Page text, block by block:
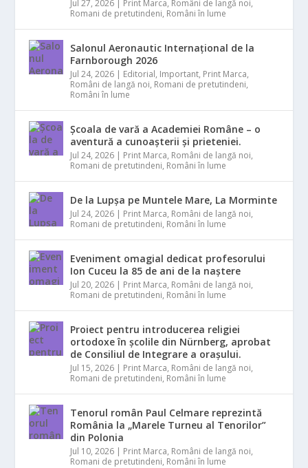
Jul 27, 2026 Print Marca, Români de langă noi,
Romani de pretutindeni, Români în lume
Salonul Aeronautic Internațional de la
Farnborough 2026
Jul 24, 2026 | Editorial, Important, Print Marca,
Români de langă noi, Romani de pretutindeni,
Români în lume
Școala de vară a Academiei Române – o
aventură a cunoașterii și prieteniei.
Jul 24, 2026 | Print Marca, Români de langă noi,
Romani de pretutindeni, Români în lume
De la Lupșa pe Muntele Mare, La Morminte
Jul 24, 2026 | Print Marca, Români de langă noi,
Romani de pretutindeni, Români în lume
Eveniment omagial dedicat profesorului
Ion Cuceu la 85 de ani de la naștere
Jul 20, 2026 | Print Marca, Români de langă noi,
Romani de pretutindeni, Români în lume
Proiect pentru introducerea religiei
ortodoxe în școlile din Nürnberg, aprobat
de Consiliul de Integrare a orașului.
Jul 15, 2026 | Print Marca, Români de langă noi,
Romani de pretutindeni, Români în lume
Tenorul român Paul Celmare reprezintă
România la „Marele Turneu al Tenorilor”
din Polonia
Jul 10, 2026 | Print Marca, Români de langă noi,
Romani de pretutindeni, Români în lume